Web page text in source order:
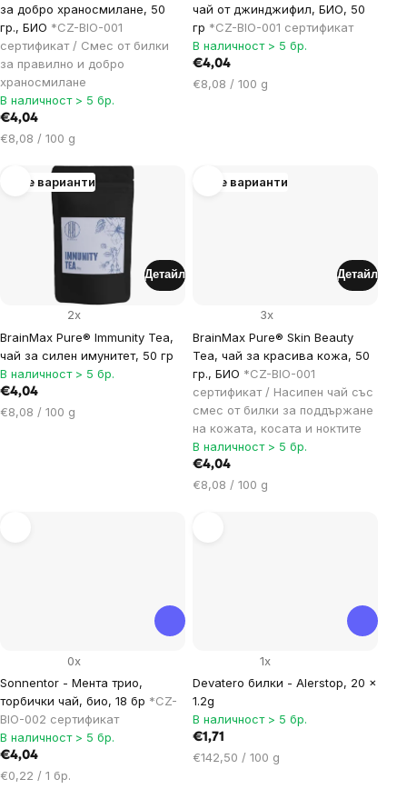
за добро храносмилане, 50
гр., БИО *CZ-BIO-001
сертификат / Смес от билки
за правилно и добро
храносмилане
В наличност > 5 бр.
€4,04
Цена
€8,08 / 100 g
чай от джинджифил, БИО, 50
гр *CZ-BIO-001 сертификат
В наличност > 5 бр.
€4,04
Цена
€8,08 / 100 g
Още варианти
BrainMax Pure® Immunity Tea,
чай за силен имунитет, 50 гр
2x
В наличност > 5 бр.
€4,04
Цена
€8,08 / 100 g
Детайл
Още варианти
BrainMax Pure® Skin Beauty
Tea, чай за красива кожа, 50
гр., БИО *CZ-BIO-001
сертификат / Насипен чай със
смес от билки за поддържане
на кожата, косата и ноктите
3x
В наличност > 5 бр.
€4,04
Цена
€8,08 / 100 g
Детайл
Sonnentor - Мента трио,
торбички чай, био, 18 бр *CZ-
BIO-002 сертификат
0x
В наличност > 5 бр.
€4,04
Цена
€0,22 / 1 бр.
Devatero билки - Alerstop, 20 x
1.2g
1x
В наличност > 5 бр.
€1,71
Цена
€142,50 / 100 g